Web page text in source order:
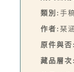
類別: 手
作者: 琹涵
原件與否:
藏品層次: